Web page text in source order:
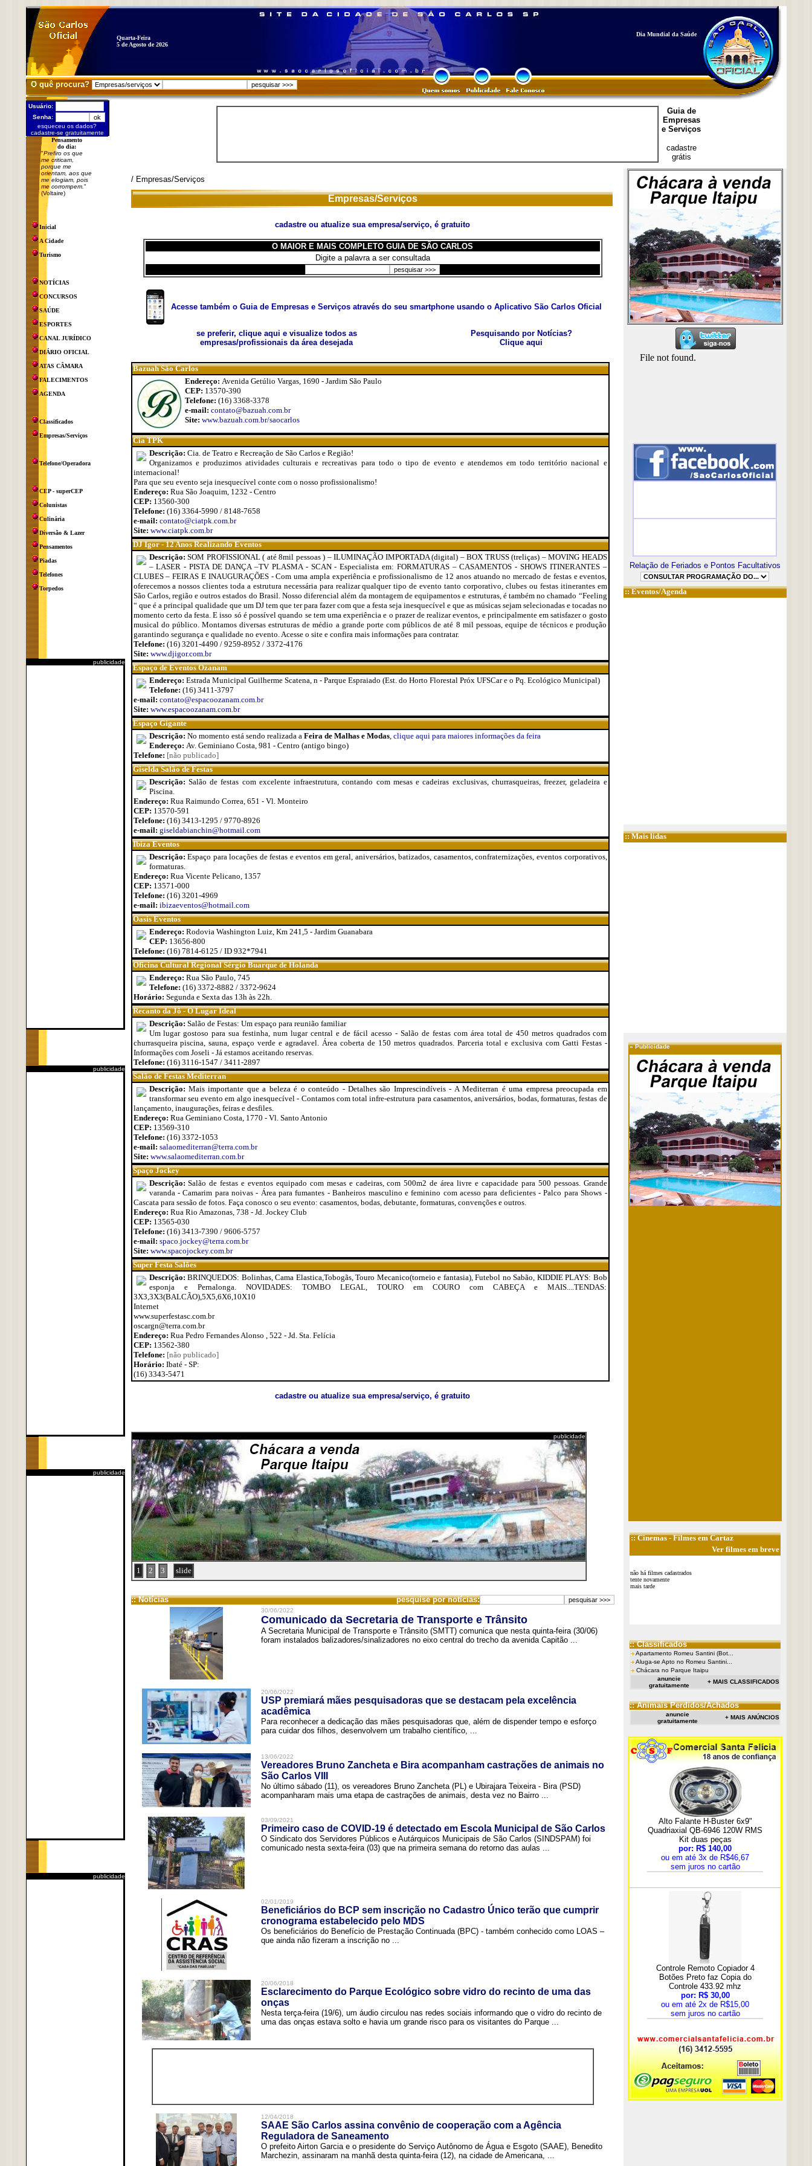
Quarta-Feira
5 de Agosto de 2026
Dia Mundial da Saúde
O quê procura?
Usuário:
Senha:
esqueceu os dados?
cadastre-se gratuitamente
Pensamento
do dia:
"Prefiro os que
me criticam,
porque me
orientam, aos que
me elogiam, pois
me corrompem. "
(Voltaire)
Inicial
A Cidade
Turismo
NOTÍCIAS
CONCURSOS
SAÚDE
ESPORTES
CANAL JURÍDICO
DIÁRIO OFICIAL
ATAS CÂMARA
FALECIMENTOS
AGENDA
Classificados
Empresas/Serviços
Telefone/Operadora
CEP - superCEP
Colunistas
Culinária
Diversão & Lazer
Pensamentos
Piadas
Telefones
Torpedos
publicidade
publicidade
publicidade
publicidade
Guia de
Empresas
e Serviços
cadastre
grátis
/ Empresas/Serviços
Empresas/Serviços
cadastre ou atualize sua empresa/serviço, é gratuito
O MAIOR E MAIS COMPLETO GUIA DE SÃO CARLOS
Digite a palavra a ser consultada
Acesse também o Guia de Empresas e Serviços através do seu smartphone usando o Aplicativo São Carlos Oficial
se preferir, clique aqui e visualize todos as
empresas/profissionais da área desejada
Pesquisando por Notícias?
Clique aqui
Bazuah São Carlos
Endereço: Avenida Getúlio Vargas, 1690 - Jardim São Paulo
CEP: 13570-390
Telefone: (16) 3368-3378
e-mail: contato@bazuah.com.br
Site: www.bazuah.com.br/saocarlos
Cia TPK
Descrição: Cia. de Teatro e Recreação de São Carlos e Região!
Organizamos e produzimos atividades culturais e recreativas para todo o tipo de evento e atendemos em todo território nacional e
internacional!
Para que seu evento seja inesquecível conte com o nosso profissionalismo!
Endereço: Rua São Joaquim, 1232 - Centro
CEP: 13560-300
Telefone: (16) 3364-5990 / 8148-7658
e-mail: contato@ciatpk.com.br
Site: www.ciatpk.com.br
DJ Igor - 12 Anos Realizando Eventos
Descrição: SOM PROFISSIONAL ( até 8mil pessoas ) – ILUMINAÇÃO IMPORTADA (digital) – BOX TRUSS (treliças) – MOVING HEADS
– LASER - PISTA DE DANÇA –TV PLASMA - SCAN - Especialista em: FORMATURAS – CASAMENTOS - SHOWS ITINERANTES –
CLUBES – FEIRAS E INAUGURAÇÕES - Com uma ampla experiência e profissionalismo de 12 anos atuando no mercado de festas e eventos,
oferecemos a nossos clientes toda a estrutura necessária para realizar qualquer tipo de evento tanto corporativo, clubes ou festas itinerantes em
São Carlos, região e outros estados do Brasil. Nosso diferencial além da montagem de equipamentos e estruturas, é também no chamado “Feeling
“ que é a principal qualidade que um DJ tem que ter para fazer com que a festa seja inesquecível e que as músicas sejam selecionadas e tocadas no
momento certo da festa. E isso só é possível quando se tem uma experiência e o prazer de realizar eventos, e principalmente em satisfazer o gosto
musical do público. Montamos diversas estruturas de médio a grande porte com públicos de até 8 mil pessoas, equipe de técnicos e produção
garantindo segurança e qualidade no evento. Acesse o site e confira mais informações para contratar.
Telefone: (16) 3201-4490 / 9259-8952 / 3372-4176
Site: www.djigor.com.br
Espaço de Eventos Ozanam
Endereço: Estrada Municipal Guilherme Scatena, n - Parque Espraiado (Est. do Horto Florestal Próx UFSCar e o Pq. Ecológico Municipal)
Telefone: (16) 3411-3797
e-mail: contato@espacoozanam.com.br
Site: www.espacoozanam.com.br
Espaço Gigante
Descrição: No momento está sendo realizada a Feira de Malhas e Modas, clique aqui para maiores informações da feira
Endereço: Av. Geminiano Costa, 981 - Centro (antigo bingo)
Telefone: [não publicado]
Giselda Salão de Festas
Descrição: Salão de festas com excelente infraestrutura, contando com mesas e cadeiras exclusivas, churrasqueiras, freezer, geladeira e
Piscina.
Endereço: Rua Raimundo Correa, 651 - Vl. Monteiro
CEP: 13570-591
Telefone: (16) 3413-1295 / 9770-8926
e-mail: giseldabianchin@hotmail.com
Ibiza Eventos
Descrição:Espaço para locações de festas e eventos em geral, aniversários, batizados, casamentos, confraternizações, eventos corporativos,
formaturas.
Endereço: Rua Vicente Pelicano, 1357
CEP: 13571-000
Telefone: (16) 3201-4969
e-mail: ibizaeventos@hotmail.com
Oasis Eventos
Endereço: Rodovia Washington Luiz, Km 241,5 - Jardim Guanabara
CEP: 13656-800
Telefone: (16) 7814-6125 / ID 932*7941
Oficina Cultural Regional Sérgio Buarque de Holanda
Endereço: Rua São Paulo, 745
Telefone: (16) 3372-8882 / 3372-9624
Horário: Segunda e Sexta das 13h às 22h.
Recanto da Jô - O Lugar Ideal
Descrição: Salão de Festas: Um espaço para reunião familiar
Um lugar gostoso para sua festinha, num lugar central e de fácil acesso - Salão de festas com área total de 450 metros quadrados com
churrasqueira piscina, sauna, espaço verde e agradavel. Área coberta de 150 metros quadrados. Parceria total e exclusiva com Gatti Festas -
Informações com Joseli - Já estamos aceitando reservas.
Telefone: (16) 3116-1547 / 3411-2897
Salão de Festas Mediterran
Descrição: Mais importante que a beleza é o conteúdo - Detalhes são Imprescindíveis - A Mediterran é uma empresa preocupada em
transformar seu evento em algo inesquecível - Contamos com total infre-estrutura para casamentos, aniversários, bodas, formaturas, festas de
lançamento, inaugurações, feiras e desfiles.
Endereço: Rua Geminiano Costa, 1770 - Vl. Santo Antonio
CEP: 13569-310
Telefone: (16) 3372-1053
e-mail: salaomediterran@terra.com.br
Site: www.salaomediterran.com.br
Spaço Jockey
Descrição:Salão de festas e eventos equipado com mesas e cadeiras, com 500m2 de área livre e capacidade para 500 pessoas. Grande
varanda - Camarim para noivas - Área para fumantes - Banheiros masculino e feminino com acesso para deficientes - Palco para Shows -
Cascata para sessão de fotos. Faça conosco o seu evento: casamentos, bodas, debutante, formaturas, convenções e outros.
Endereço: Rua Rio Amazonas, 738 - Jd. Jockey Club
CEP: 13565-030
Telefone: (16) 3413-7390 / 9606-5757
e-mail: spaco.jockey@terra.com.br
Site: www.spacojockey.com.br
Super Festa Salões
Descrição: BRINQUEDOS: Bolinhas, Cama Elastica,Tobogãs, Touro Mecanico(torneio e fantasia), Futebol no Sabão, KIDDIE PLAYS: Bob
esponja e Pernalonga. NOVIDADES: TOMBO LEGAL, TOURO em COURO com CABEÇA e MAIS....TENDAS:
3X3,3X3(BALCÃO),5X5,6X6,10X10
Internet
www.superfestasc.com.br
oscargn@terra.com.br
Endereço: Rua Pedro Fernandes Alonso , 522 - Jd. Sta. Felícia
CEP: 13562-380
Telefone: [não publicado]
Horário: Ibaté - SP:
(16) 3343-5471
cadastre ou atualize sua empresa/serviço, é gratuito
publicidade
1 2 3 slide
:: Notícias pesquise por notícias:
30/06/2022
Comunicado da Secretaria de Transporte e Trânsito
A Secretaria Municipal de Transporte e Trânsito (SMTT) comunica que nesta quinta-feira (30/06)
foram instalados balizadores/sinalizadores no eixo central do trecho da avenida Capitão ...
20/06/2022
USP premiará mães pesquisadoras que se destacam pela excelência
acadêmica
Para reconhecer a dedicação das mães pesquisadoras que, além de dispender tempo e esforço
para cuidar dos filhos, desenvolvem um trabalho científico, ...
13/06/2022
Vereadores Bruno Zancheta e Bira acompanham castrações de animais no
São Carlos VIII
No último sábado (11), os vereadores Bruno Zancheta (PL) e Ubirajara Teixeira - Bira (PSD)
acompanharam mais uma etapa de castrações de animais, desta vez no Bairro ...
03/09/2021
Primeiro caso de COVID-19 é detectado em Escola Municipal de São Carlos
O Sindicato dos Servidores Públicos e Autárquicos Municipais de São Carlos (SINDSPAM) foi
comunicado nesta sexta-feira (03) que na primeira semana do retorno das aulas ...
02/01/2019
Beneficiários do BCP sem inscrição no Cadastro Único terão que cumprir
cronograma estabelecido pelo MDS
Os beneficiários do Benefício de Prestação Continuada (BPC) - também conhecido como LOAS –
que ainda não fizeram a inscrição no ...
20/06/2018
Esclarecimento do Parque Ecológico sobre vidro do recinto de uma das
onças
Nesta terça-feira (19/6), um áudio circulou nas redes sociais informando que o vidro do recinto de
uma das onças estava solto e havia um grande risco para os visitantes do Parque ...
12/04/2018
SAAE São Carlos assina convênio de cooperação com a Agência
Reguladora de Saneamento
O prefeito Airton Garcia e o presidente do Serviço Autônomo de Água e Esgoto (SAAE), Benedito
Marchezin, assinaram na manhã desta quinta-feira (12), na cidade de Americana, ...
Relação de Feriados e Pontos Facultativos
::Eventos/Agenda
:: Mais lidas
»Publicidade
::Cinemas- Filmes em Cartaz
Ver filmes em breve
não há filmes cadastrados
tente novamente
mais tarde
:: Classificados
Apartamento Romeu Santini (Bot...
Aluga-se Apto no Romeu Santini...
Chácara no Parque Itaipu
anuncie
gratuitamente
+ MAIS CLASSIFICADOS
:: Animais Perdidos/Achados
anuncie
gratuitamente
+ MAIS ANÚNCIOS